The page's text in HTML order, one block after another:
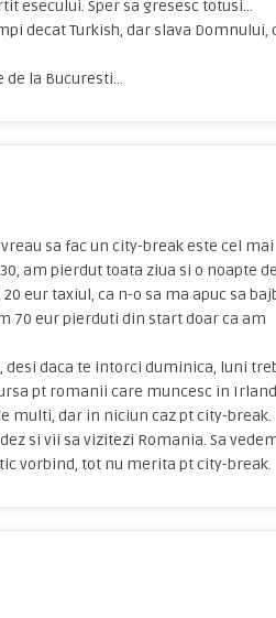
esecului. Sper sa gresesc totusi…
decat Turkish, dar slava Domnului,
de la Bucuresti…
sa fac un city-break este cel mai
am pierdut toata ziua si o noapte de
eur taxiul, ca n-o sa ma apuc sa
70 eur pierduti din start doar ca am
daca te intorci duminica, luni
pt romanii care muncesc in
multi, dar in niciun caz pt city-break.
si vii sa vizitezi Romania. Sa
vorbind, tot nu merita pt city-break.